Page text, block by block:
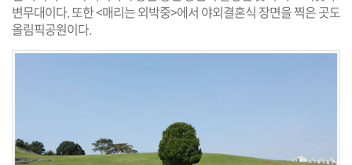
변무대이다. 또한 <매리는 외박중>에서 야외결혼식 장면을 찍은 곳도
올림픽공원이다.